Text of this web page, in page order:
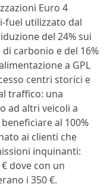
Euro 4
fuel utilizzato dal
del 24% sui
carbonio e del 16%
a GPL
centri storici e
traffico: una
ad altri veicoli a
al 100%
ai clienti che
inquinanti:
dove con un
i 350 €.